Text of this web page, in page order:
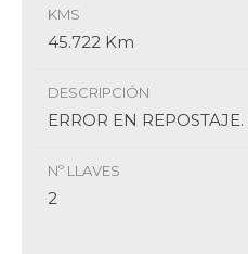
KMS
45.722 Km
DESCRIPCIÓN
ERROR EN
Nº LLAVES
2